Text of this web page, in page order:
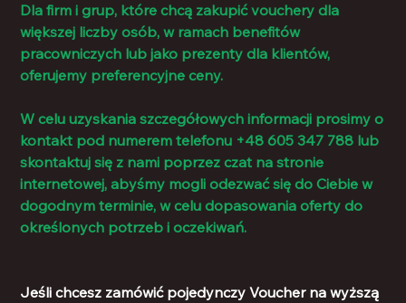
Dla firm i grup, które chcą zakupić vouchery dla
większej liczby osób, w ramach benefitów
pracowniczych lub jako prezenty dla klientów,
oferujemy preferencyjne ceny.
W celu uzyskania szczegółowych informacji prosimy o
kontakt pod numerem telefonu +48 605 347 788 lub
skontaktuj się z nami poprzez czat na stronie
internetowej, abyśmy mogli odezwać się do Ciebie w
dogodnym terminie, w celu dopasowania oferty do
określonych potrzeb i oczekiwań.
Jeśli chcesz zamówić pojedynczy Voucher na wyższą